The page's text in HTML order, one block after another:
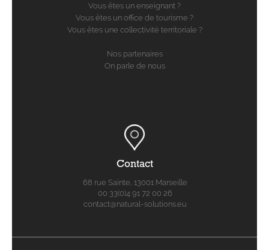
Vous êtes un enseignant ?
Vous êtes un office de tourisme ?
Vous êtes une collectivité territoriale ?
Nos partenaires
On parle de nous
Contact
68 rue Sainte, 13001 Marseille
00 33(0)4 91 72 00 26
contact@natural-solutions.eu